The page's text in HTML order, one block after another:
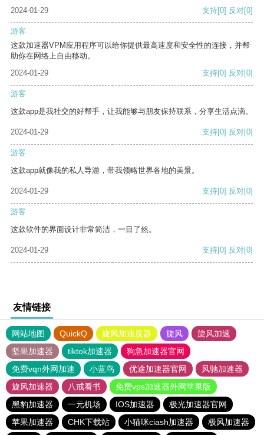
2024-01-29
支持[0] 反对[0]
游客
这款加速器VPM应用程序可以给你提供最高速度和安全性的连接，并帮
助你在网络上自由移动。
2024-01-29
支持[0] 反对[0]
游客
这款app是我社交的好帮手，让我能够与朋友保持联系，分享生活点滴。
2024-01-29 支持[0] 反对[0]
游客
这款app就像我的私人导游，带我领略世界各地的美景。
2024-01-29 支持[0] 反对[0]
游客
这款软件的界面设计非常简洁，一目了然。
2024-01-29 支持[0] 反对[0]
友情链接
网站地图 QuickQ 旋风加速度器 旋风
旋风加速
坚果加速器
tiktok加速器
狗急加速器官网
免费vqn外网加速
小蓝鸟 优途加速器官网
风驰加速器
旋风加速器
八戒看书
免费vps加速器外网苹果版
黑豹加速器
一元机场 IOS加速器
极光加速器官网
苹果加速器
CHK下载站 小猫咪ciash加速器 极风加速器